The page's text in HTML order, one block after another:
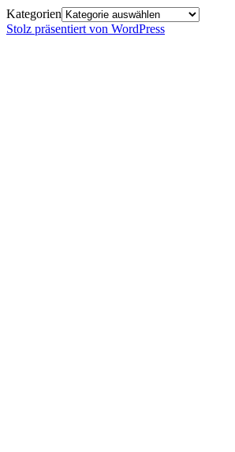
Kategorien
Stolz präsentiert von WordPress